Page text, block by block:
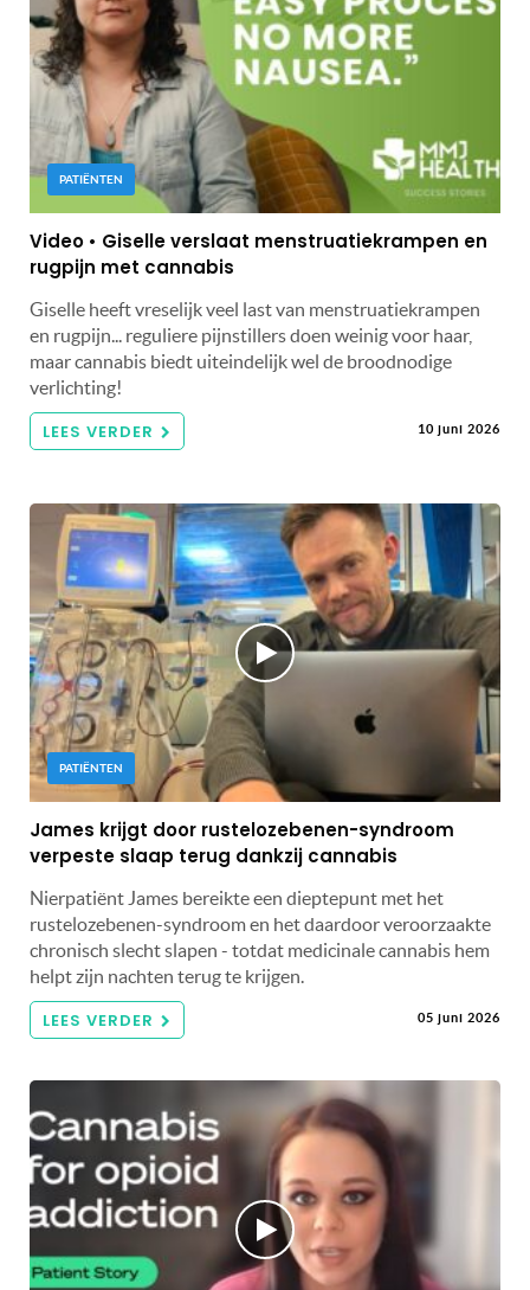
PATIËNTEN
Video • Giselle verslaat menstruatiekrampen en
rugpijn met cannabis
Giselle heeft vreselijk veel last van menstruatiekrampen
en rugpijn... reguliere pijnstillers doen weinig voor haar,
maar cannabis biedt uiteindelijk wel de broodnodige
verlichting!
LEES VERDER 10 juni 2026
PATIËNTEN
James krijgt door rustelozebenen-syndroom
verpeste slaap terug dankzij cannabis
Nierpatiënt James bereikte een dieptepunt met het
rustelozebenen-syndroom en het daardoor veroorzaakte
chronisch slecht slapen - totdat medicinale cannabis hem
helpt zijn nachten terug te krijgen.
LEES VERDER 05 juni 2026